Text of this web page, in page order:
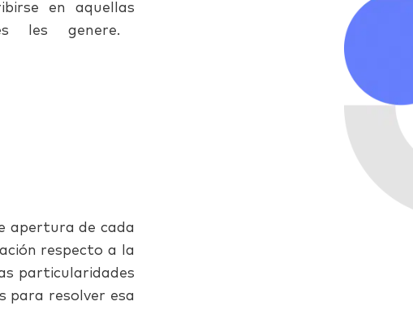
en aquellas
les genere.
apertura de cada
respecto a la
particularidades
para resolver esa